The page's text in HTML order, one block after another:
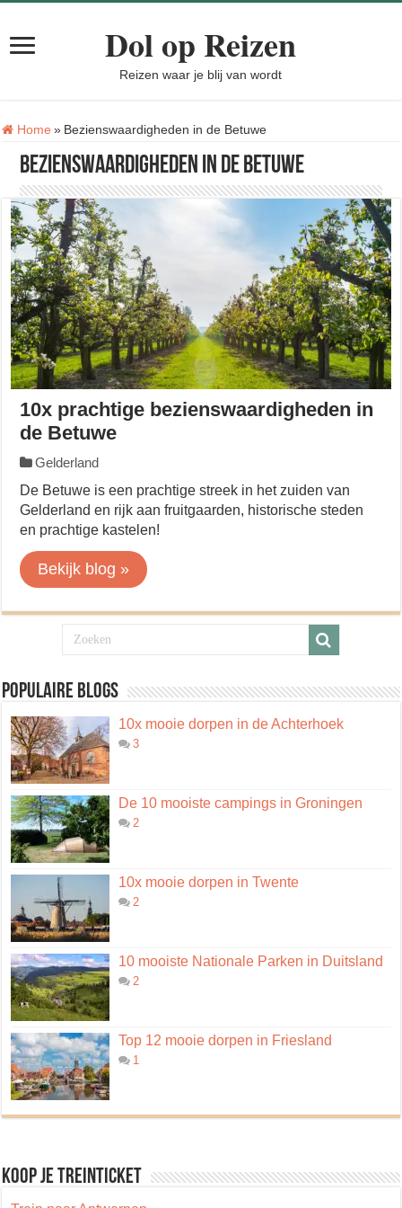
Dol op Reizen
Reizen waar je blij van wordt
Home » Tag:
Bezienswaardigheden in de Betuwe
Bezienswaardigheden in de Betuwe
10x prachtige bezienswaardigheden in
de Betuwe
Gelderland
De Betuwe is een prachtige streek in het zuiden van
Gelderland en rijk aan fruitgaarden, historische steden
en prachtige kastelen!
Bekijk blog »
Populaire blogs
10x mooie dorpen in de Achterhoek
3
De 10 mooiste campings in Groningen
2
10x mooie dorpen in Twente
2
10 mooiste Nationale Parken in Duitsland
2
Top 12 mooie dorpen in Friesland
1
Koop je treinticket